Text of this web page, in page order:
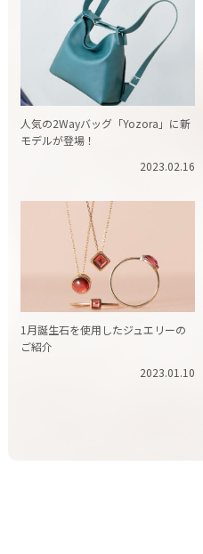
人気の2Wayバッグ「Yozora」に新
モデルが登場！
2023.02.16
1月誕生石を使用したジュエリーの
ご紹介
2023.01.10